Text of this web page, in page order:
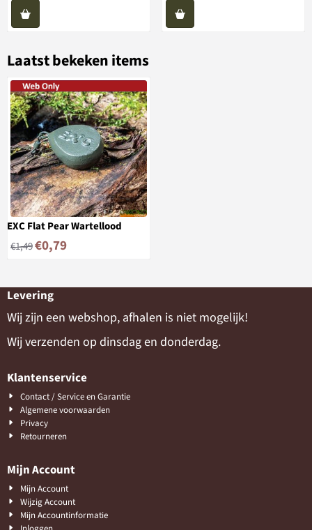
Laatst bekeken items
EXC Flat Pear Wartellood
€1,49€0,79
Levering
Wij zijn een webshop, afhalen is niet mogelijk!
Wij verzenden op dinsdag en donderdag.
Klantenservice
Contact / Service en Garantie
Algemene voorwaarden
Privacy
Retourneren
Mijn Account
Mijn Account
Wijzig Account
Mijn Accountinformatie